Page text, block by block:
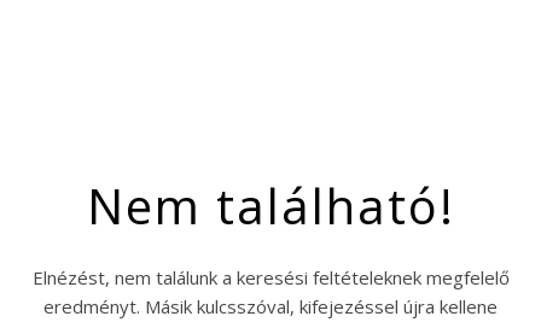
Nem található!
Elnézést, nem találunk a keresési feltételeknek megfelelő
eredményt. Másik kulcsszóval, kifejezéssel újra kellene